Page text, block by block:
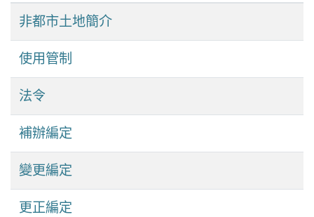
非都市土地簡介
使用管制
法令
補辦編定
變更編定
更正編定